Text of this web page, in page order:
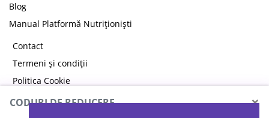
Blog
Manual Platformă Nutriționiști
Contact
Termeni și condiții
Politica Cookie
Politica de confidențialitate
CODURI DE REDUCERE ×